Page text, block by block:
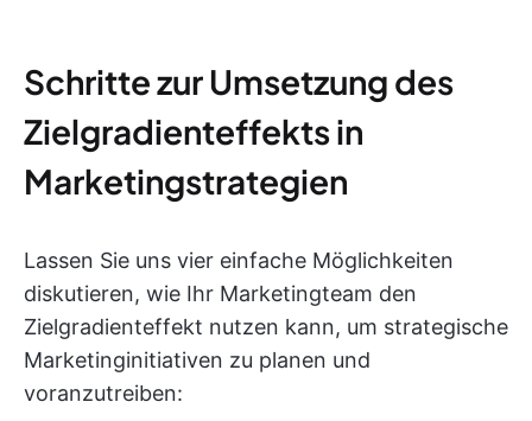
Schritte zur Umsetzung des
Zielgradienteffekts in
Marketingstrategien
Lassen Sie uns vier einfache Möglichkeiten
diskutieren, wie Ihr Marketingteam den
Zielgradienteffekt nutzen kann, um strategische
Marketinginitiativen zu planen und
voranzutreiben: